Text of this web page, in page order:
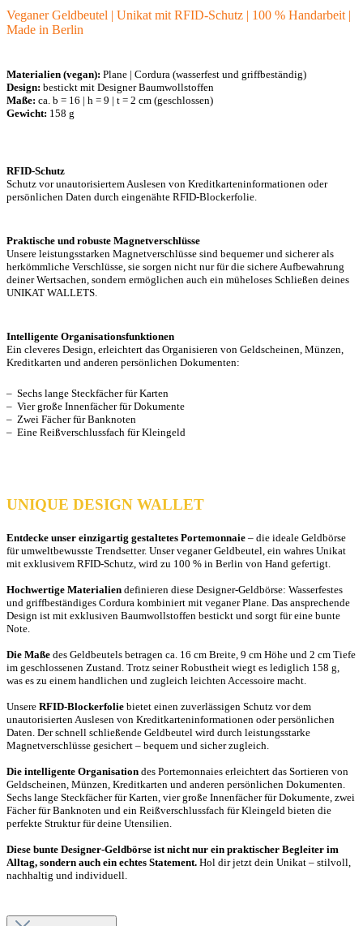
Veganer Geldbeutel | Unikat mit RFID-Schutz | 100 % Handarbeit |
Made in Berlin
Materialien (vegan): Plane | Cordura (wasserfest und griffbeständig)
Design: bestickt mit Designer Baumwollstoffen
Maße: ca. b = 16 | h = 9 | t = 2 cm (geschlossen)
Gewicht: 158 g
RFID-Schutz
Schutz vor unautorisiertem Auslesen von Kreditkarteninformationen oder
persönlichen Daten durch eingenähte RFID-Blockerfolie.
Praktische und robuste Magnetverschlüsse
Unsere leistungsstarken Magnetverschlüsse sind bequemer und sicherer als
herkömmliche Verschlüsse, sie sorgen nicht nur für die sichere Aufbewahrung
deiner Wertsachen, sondern ermöglichen auch ein müheloses Schließen deines
UNIKAT WALLETS.
Intelligente Organisationsfunktionen
Ein cleveres Design, erleichtert das Organisieren von Geldscheinen, Münzen,
Kreditkarten und anderen persönlichen Dokumenten:
– Sechs lange Steckfächer für Karten
– Vier große Innenfächer für Dokumente
– Zwei Fächer für Banknoten
– Eine Reißverschlussfach für Kleingeld
UNIQUE DESIGN WALLET
Entdecke unser einzigartig gestaltetes Portemonnaie – die ideale Geldbörse
für umweltbewusste Trendsetter. Unser veganer Geldbeutel, ein wahres Unikat
mit exklusivem RFID-Schutz, wird zu 100 % in Berlin von Hand gefertigt.
Hochwertige Materialien definieren diese Designer-Geldbörse: Wasserfestes
und griffbeständiges Cordura kombiniert mit veganer Plane. Das ansprechende
Design ist mit exklusiven Baumwollstoffen bestickt und sorgt für eine bunte
Note.
Die Maße des Geldbeutels betragen ca. 16 cm Breite, 9 cm Höhe und 2 cm Tiefe
im geschlossenen Zustand. Trotz seiner Robustheit wiegt es lediglich 158 g,
was es zu einem handlichen und zugleich leichten Accessoire macht.
Unsere RFID-Blockerfolie bietet einen zuverlässigen Schutz vor dem
unautorisierten Auslesen von Kreditkarteninformationen oder persönlichen
Daten. Der schnell schließende Geldbeutel wird durch leistungsstarke
Magnetverschlüsse gesichert – bequem und sicher zugleich.
Die intelligente Organisation des Portemonnaies erleichtert das Sortieren von
Geldscheinen, Münzen, Kreditkarten und anderen persönlichen Dokumenten.
Sechs lange Steckfächer für Karten, vier große Innenfächer für Dokumente, zwei
Fächer für Banknoten und ein Reißverschlussfach für Kleingeld bieten die
perfekte Struktur für deine Utensilien.
Diese bunte Designer-Geldbörse ist nicht nur ein praktischer Begleiter im
Alltag, sondern auch ein echtes Statement. Hol dir jetzt dein Unikat – stilvoll,
nachhaltig und individuell.